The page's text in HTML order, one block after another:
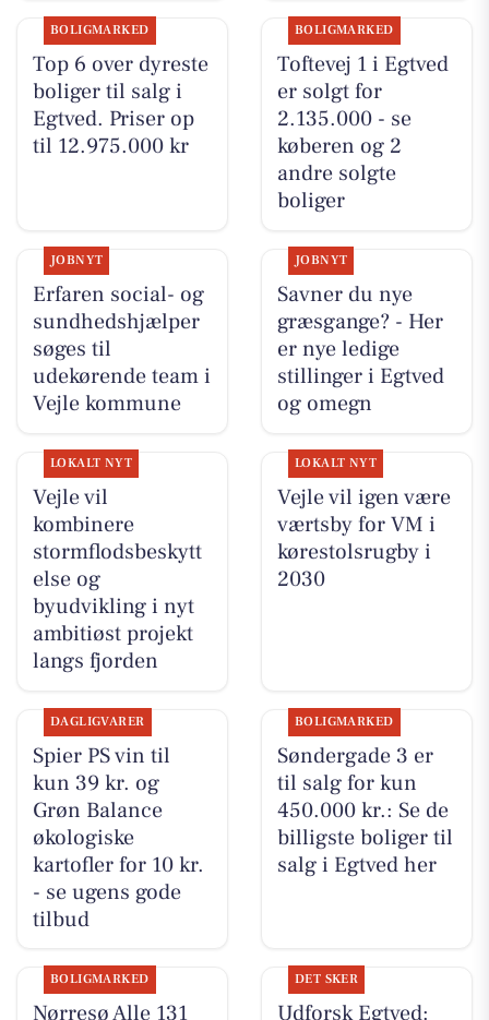
BOLIGMARKED
Top 6 over dyreste
boliger til salg i
Egtved. Priser op
til 12.975.000 kr
BOLIGMARKED
Toftevej 1 i Egtved
er solgt for
2.135.000 - se
køberen og 2
andre solgte
boliger
JOBNYT
Erfaren social- og
sundhedshjælper
søges til
udekørende team i
Vejle kommune
JOBNYT
Savner du nye
græsgange? - Her
er nye ledige
stillinger i Egtved
og omegn
LOKALT NYT
Vejle vil
kombinere
stormflodsbeskytt
else og
byudvikling i nyt
ambitiøst projekt
langs fjorden
LOKALT NYT
Vejle vil igen være
værtsby for VM i
kørestolsrugby i
2030
DAGLIGVARER
Spier PS vin til
kun 39 kr. og
Grøn Balance
økologiske
kartofler for 10 kr.
- se ugens gode
tilbud
BOLIGMARKED
Søndergade 3 er
til salg for kun
450.000 kr.: Se de
billigste boliger til
salg i Egtved her
BOLIGMARKED
Nørresø Alle 131
DET SKER
Udforsk Egtved: